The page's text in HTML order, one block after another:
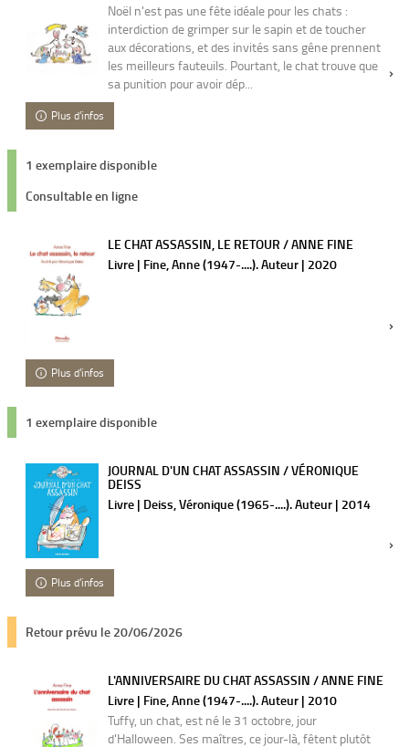
Noël n'est pas une fête idéale pour les chats :
interdiction de grimper sur le sapin et de toucher
aux décorations, et des invités sans gêne prennent
les meilleurs fauteuils. Pourtant, le chat trouve que
sa punition pour avoir dép...
Plus d'infos
1 exemplaire disponible
Consultable en ligne
LE CHAT ASSASSIN, LE RETOUR / ANNE FINE
Livre | Fine, Anne (1947-....). Auteur | 2020
Plus d'infos
1 exemplaire disponible
JOURNAL D'UN CHAT ASSASSIN / VÉRONIQUE
DEISS
Livre | Deiss, Véronique (1965-....). Auteur | 2014
Plus d'infos
Retour prévu le 20/06/2026
L'ANNIVERSAIRE DU CHAT ASSASSIN / ANNE FINE
Livre | Fine, Anne (1947-....). Auteur | 2010
Tuffy, un chat, est né le 31 octobre, jour
d'Halloween. Ses maîtres, ce jour-là, fêtent plutôt